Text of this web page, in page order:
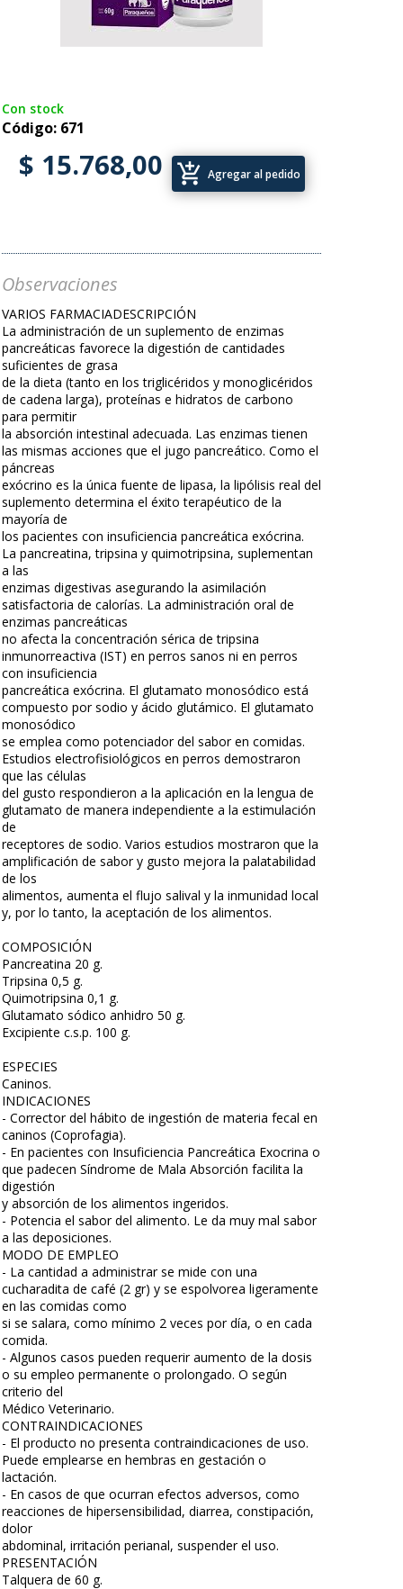
Con stock
Código: 671
$ 15.768,00 add_shopping_cart Agregar al pedido
Observaciones
VARIOS FARMACIADESCRIPCIÓN
La administración de un suplemento de enzimas
pancreáticas favorece la digestión de cantidades
suficientes de grasa
de la dieta (tanto en los triglicéridos y monoglicéridos
de cadena larga), proteínas e hidratos de carbono
para permitir
la absorción intestinal adecuada. Las enzimas tienen
las mismas acciones que el jugo pancreático. Como el
páncreas
exócrino es la única fuente de lipasa, la lipólisis real del
suplemento determina el éxito terapéutico de la
mayoría de
los pacientes con insuficiencia pancreática exócrina.
La pancreatina, tripsina y quimotripsina, suplementan
a las
enzimas digestivas asegurando la asimilación
satisfactoria de calorías. La administración oral de
enzimas pancreáticas
no afecta la concentración sérica de tripsina
inmunorreactiva (IST) en perros sanos ni en perros
con insuficiencia
pancreática exócrina. El glutamato monosódico está
compuesto por sodio y ácido glutámico. El glutamato
monosódico
se emplea como potenciador del sabor en comidas.
Estudios electrofisiológicos en perros demostraron
que las células
del gusto respondieron a la aplicación en la lengua de
glutamato de manera independiente a la estimulación
de
receptores de sodio. Varios estudios mostraron que la
amplificación de sabor y gusto mejora la palatabilidad
de los
alimentos, aumenta el flujo salival y la inmunidad local
y, por lo tanto, la aceptación de los alimentos.
COMPOSICIÓN
Pancreatina 20 g.
Tripsina 0,5 g.
Quimotripsina 0,1 g.
Glutamato sódico anhidro 50 g.
Excipiente c.s.p. 100 g.
ESPECIES
Caninos.
INDICACIONES
- Corrector del hábito de ingestión de materia fecal en
caninos (Coprofagia).
- En pacientes con Insuficiencia Pancreática Exocrina o
que padecen Síndrome de Mala Absorción facilita la
digestión
y absorción de los alimentos ingeridos.
- Potencia el sabor del alimento. Le da muy mal sabor
a las deposiciones.
MODO DE EMPLEO
- La cantidad a administrar se mide con una
cucharadita de café (2 gr) y se espolvorea ligeramente
en las comidas como
si se salara, como mínimo 2 veces por día, o en cada
comida.
- Algunos casos pueden requerir aumento de la dosis
o su empleo permanente o prolongado. O según
criterio del
Médico Veterinario.
CONTRAINDICACIONES
- El producto no presenta contraindicaciones de uso.
Puede emplearse en hembras en gestación o
lactación.
- En casos de que ocurran efectos adversos, como
reacciones de hipersensibilidad, diarrea, constipación,
dolor
abdominal, irritación perianal, suspender el uso.
PRESENTACIÓN
Talquera de 60 g.